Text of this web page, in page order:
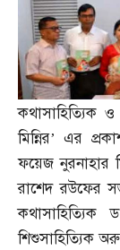
কথাসাহিত্যিক ও
মিন্নির’ এর
ফয়েজ নুরনাহার
রাশেদ রউফের
কথাসাহিত্যিক ড
শিশুসাহিত্যিক